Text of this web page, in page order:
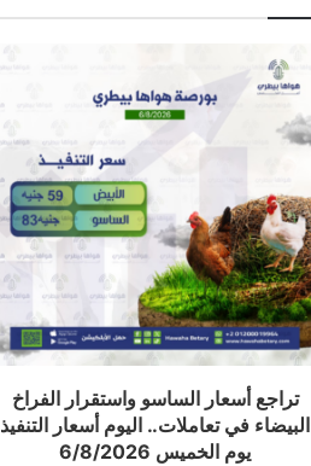
تراجع أسعار الساسو واستقرار الفراخ
البيضاء في تعاملات.. اليوم أسعار التنفيذ
يوم الخميس 6/8/2026